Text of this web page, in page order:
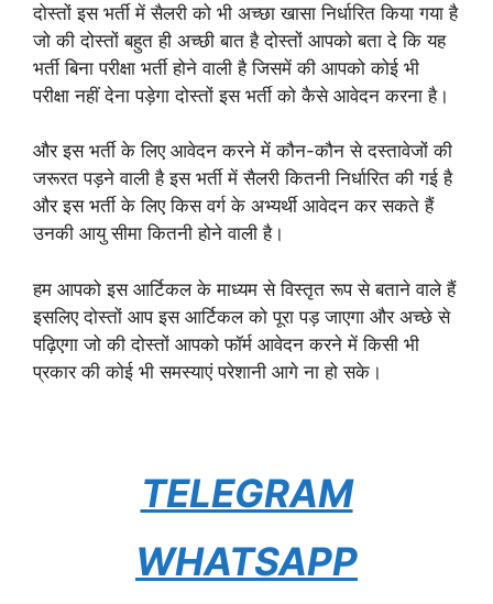
दोस्तों इस भर्ती में सैलरी को भी अच्छा खासा निर्धारित किया गया है
जो की दोस्तों बहुत ही अच्छी बात है दोस्तों आपको बता दे कि यह
भर्ती बिना परीक्षा भर्ती होने वाली है जिसमें की आपको कोई भी
परीक्षा नहीं देना पड़ेगा दोस्तों इस भर्ती को कैसे आवेदन करना है।
और इस भर्ती के लिए आवेदन करने में कौन-कौन से दस्तावेजों की
जरूरत पड़ने वाली है इस भर्ती में सैलरी कितनी निर्धारित की गई है
और इस भर्ती के लिए किस वर्ग के अभ्यर्थी आवेदन कर सकते हैं
उनकी आयु सीमा कितनी होने वाली है।
हम आपको इस आर्टिकल के माध्यम से विस्तृत रूप से बताने वाले हैं
इसलिए दोस्तों आप इस आर्टिकल को पूरा पड़ जाएगा और अच्छे से
पढ़िएगा जो की दोस्तों आपको फॉर्म आवेदन करने में किसी भी
प्रकार की कोई भी समस्याएं परेशानी आगे ना हो सके।
TELEGRAM
WHATSAPP